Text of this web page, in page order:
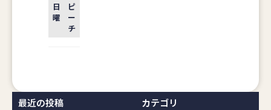
日
曜
ピ
ー
チ
最近の投稿 カテゴリ